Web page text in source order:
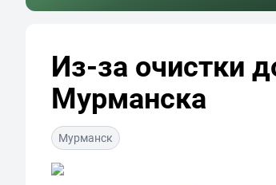
Из-за очистки
Мурманска
Мурманск